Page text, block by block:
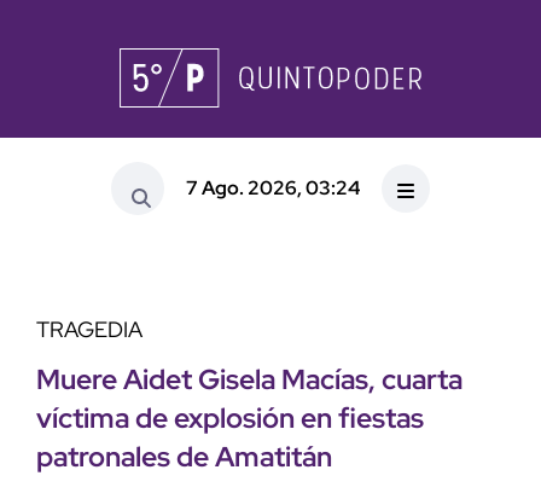
7 Ago. 2026, 03:24
TRAGEDIA
Muere Aidet Gisela Macías, cuarta
víctima de explosión en fiestas
patronales de Amatitán